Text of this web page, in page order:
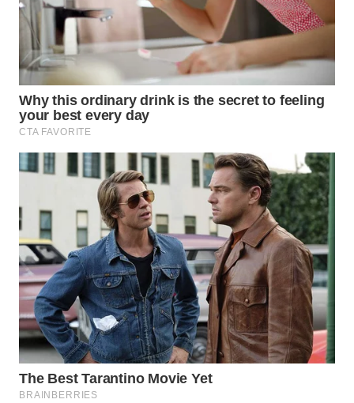
TANGERANG
WN
BINJAI
WN
CIREBON
WN
INDRAMAYU
WN
KUNINGAN
WN
MAJALENGKA
WN
SUBANG